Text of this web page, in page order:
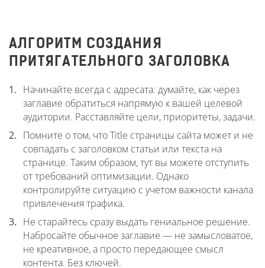
АЛГОРИТМ СОЗДАНИЯ
ПРИТЯГАТЕЛЬНОГО ЗАГОЛОВКА
Начинайте всегда с адресата: думайте, как через
заглавие обратиться напрямую к вашей целевой
аудитории. Расставляйте цели, приоритеты, задачи.
Помните о том, что Title страницы сайта может и не
совпадать с заголовком статьи или текста на
странице. Таким образом, тут вы можете отступить
от требований оптимизации. Однако
контролируйте ситуацию с учетом важности канала
привлечения трафика.
Не старайтесь сразу выдать гениальное решение.
Набросайте обычное заглавие — не замысловатое,
не креативное, а просто передающее смысл
контента. Без ключей.